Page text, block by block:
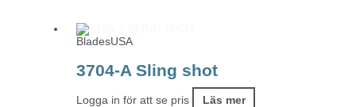
BladesUSA
3704-A Sling shot
Logga in för att se pris Läs mer